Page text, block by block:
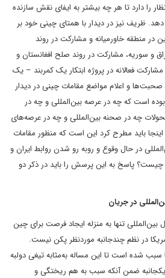
را دارد تا هر چه بیشتر به ایفای نقش سازنده
ظریف نیز در دیدار با همتای چینی خود بر
در منطقه خاورمیانه و مشارکت در روند
و سوریه، مشارکت در روند صلح افغانستان و
فعالانه در پروژه ابتکار یک کمربند – یک
و اعلام مواضع مقامات چینی در دیدار
بوده است که چه در عرصه بین‌المللی و چه در
چه در صحنه بین‌المللی و چه در عرصه‌های
باید مطرح کرد این است که منظور مقامات
در حال وقوع و روبه رو شدن روابط ایران و
پاسخ به این پرسش را باید در ذکر دو
در جریان
تنها به منزله ایجاد فرصت برای چین
در نظم چندجانبه موردنظر پکن نیست.
سبب شده است تا این مساله به‌مثابه تیغی دولبه
ضمن آنکه سبب به هم ریختگی و